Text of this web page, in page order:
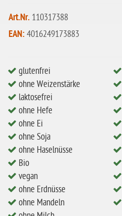
ohne Soja
ohne Haselnüsse
vegan
ohne Erdnüsse
eiweißarm / PKU
ohne Mandeln
ohne Milch
ohne Hafer
ohne Zuckerzusatz
ohne Reis
Art.Nr. 110317388
EAN: 4016249173883
glutenfrei
ohne Weizenstärke
laktosefrei
ohne Hefe
ohne Ei
ohne Soja
ohne Haselnüsse
Bio
vegan
ohne Erdnüsse
ohne Mandeln